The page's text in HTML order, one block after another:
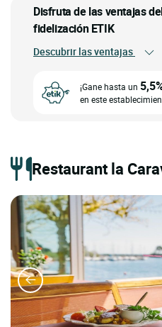
Disfruta de las ventajas
fidelización ETIK
Descubrir las ventajas
¡Gane hasta un
en este
Restaurant la